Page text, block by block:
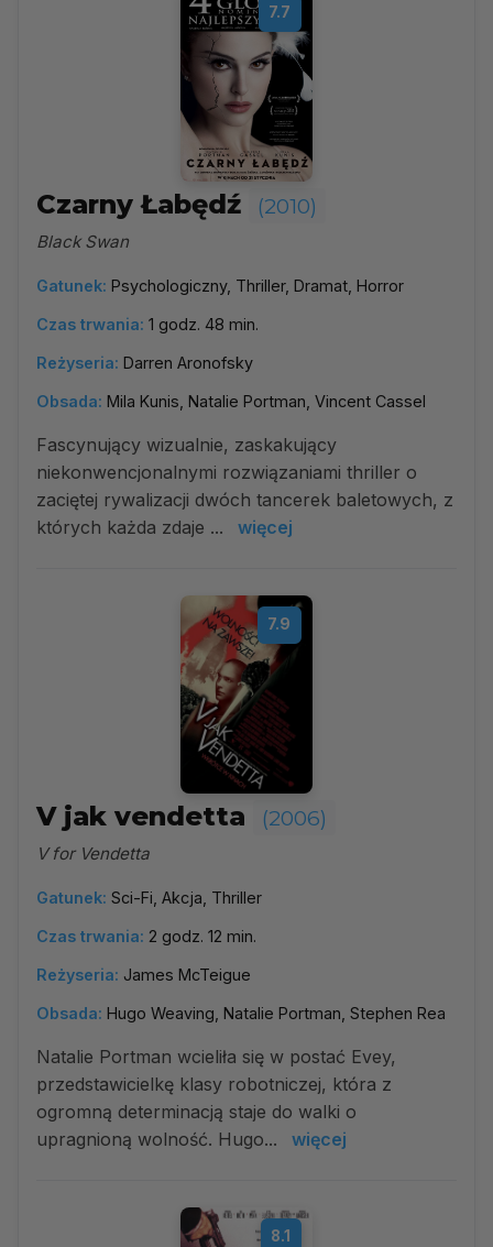
7.7
Czarny Łabędź (2010)
Black Swan
Gatunek: Psychologiczny, Thriller, Dramat, Horror
Czas trwania: 1 godz. 48 min.
Reżyseria: Darren Aronofsky
Obsada: Mila Kunis, Natalie Portman, Vincent Cassel
Fascynujący wizualnie, zaskakujący
niekonwencjonalnymi rozwiązaniami thriller o
zaciętej rywalizacji dwóch tancerek baletowych, z
których każda zdaje ...
więcej
7.9
V jak vendetta (2006)
V for Vendetta
Gatunek: Sci-Fi, Akcja, Thriller
Czas trwania: 2 godz. 12 min.
Reżyseria: James McTeigue
Obsada: Hugo Weaving, Natalie Portman, Stephen Rea
Natalie Portman wcieliła się w postać Evey,
przedstawicielkę klasy robotniczej, która z
ogromną determinacją staje do walki o
upragnioną wolność. Hugo...
więcej
8.1